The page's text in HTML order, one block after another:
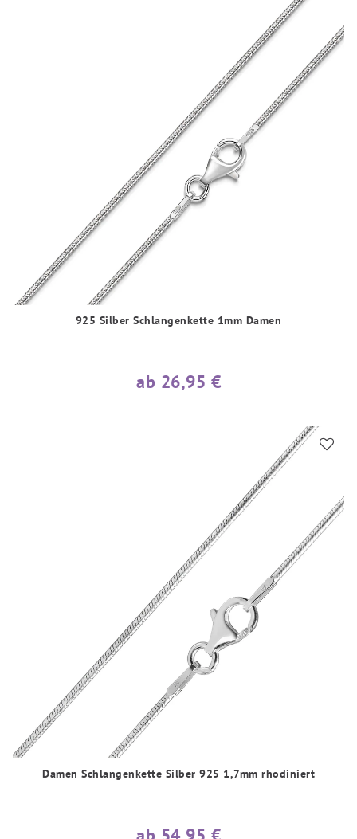
925 Silber Schlangenkette 1mm Damen
ab 26,95 €
Damen Schlangenkette Silber 925 1,7mm rhodiniert
ab 54,95 €